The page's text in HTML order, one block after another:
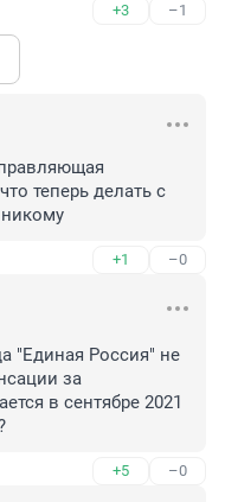
+3 –1
теперь делать с
+1 –0
"Единая Россия" не
за
в сентябре 2021
+5 –0